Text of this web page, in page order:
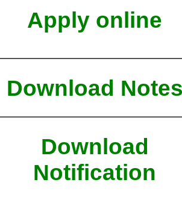
Apply online
Download
Download
Notification